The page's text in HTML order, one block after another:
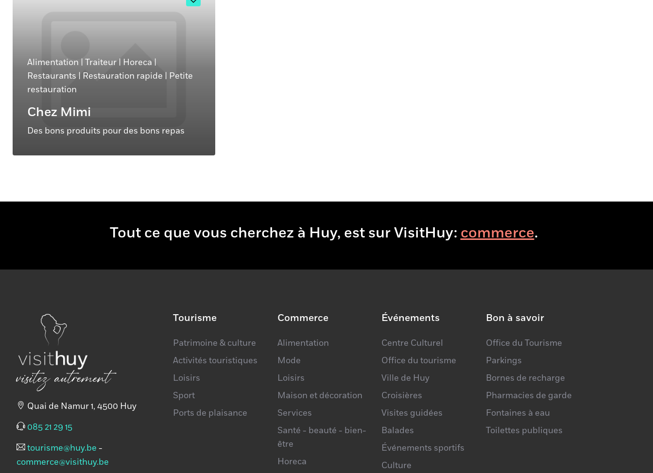
Alimentation | Traiteur | Horeca |
Restaurants | Restauration rapide | Petite
restauration
Chez Mimi
Des bons produits pour des bons repas
Tout ce que vous cherchez à Huy, est sur VisitHuy:.
visitez autrement
Quai de Namur 1, 4500 Huy
085 21 29 15
tourisme@huy.be -
commerce@visithuy.be
Tourisme
Patrimoine & culture
Activités touristiques
Loisirs
Sport
Ports de plaisance
Commerce
Alimentation
Mode
Loisirs
Maison et décoration
Services
Santé - beauté - bien-
être
Horeca
Événements
Centre Culturel
Office du tourisme
Ville de Huy
Croisières
Visites guidées
Balades
Événements sportifs
Culture
Bon à savoir
Office du Tourisme
Parkings
Bornes de recharge
Pharmacies de garde
Fontaines à eau
Toilettes publiques